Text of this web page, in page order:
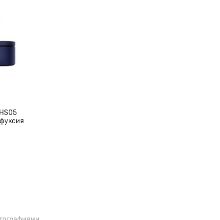
защищая шевелюру.
схема создания и